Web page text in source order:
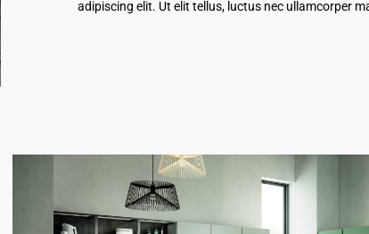
adipiscing elit. Ut elit tellus, luctus nec ullamcorper